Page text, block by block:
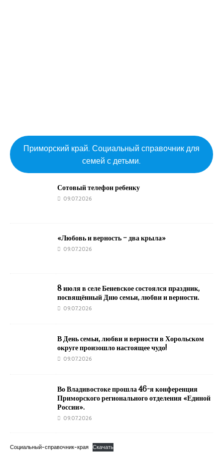
Приморский край. Социальный справочник для
семей с детьми.
Сотовый телефон ребенку
09.07.2026
«Любовь и верность – два крыла»
09.07.2026
8 июля в селе Беневское состоялся праздник,
посвящённый Дню семьи, любви и верности.
09.07.2026
В День семьи, любви и верности в Хорольском
округе произошло настоящее чудо!
09.07.2026
Во Владивостоке прошла 46-я конференция
Приморского регионального отделения «Единой
России».
09.07.2026
Социальный-справочник-края Скачать